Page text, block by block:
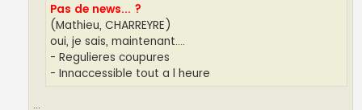
Pas de news... ?
(Mathieu, CHARREYRE)
oui, je sais, maintenant....
- Regulieres coupures
- Innaccessible tout a l heure
...